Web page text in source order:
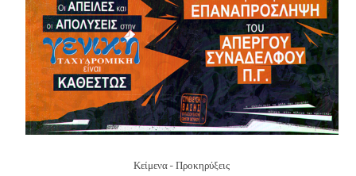
Κείμενα - Προκηρύξεις